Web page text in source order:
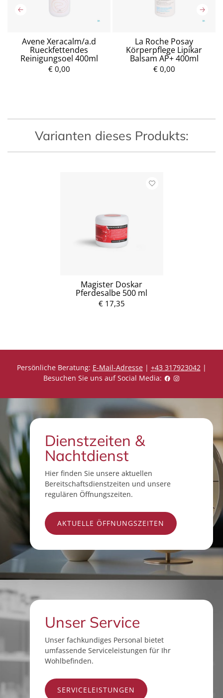
Avene Xeracalm/a.d
Rueckfettendes
Reinigungsoel 400ml
€ 0,00
La Roche Posay
Körperpflege Lipikar
Balsam AP+ 400ml
€ 0,00
P
Varianten dieses Produkts:
Magister Doskar
Pferdesalbe 500 ml
€ 17,35
Persönliche Beratung: E-Mail-Adresse| +43 317923042|
Besuchen Sie uns auf Social Media:
Dienstzeiten &
Nachtdienst
Hier finden Sie unsere aktuellen
Bereitschaftsdienstzeiten und unsere
regulären Öffnungszeiten.
AKTUELLE ÖFFNUNGSZEITEN
Unser Service
Unser fachkundiges Personal bietet
umfassende Serviceleistungen für Ihr
Wohlbefinden.
SERVICELEISTUNGEN